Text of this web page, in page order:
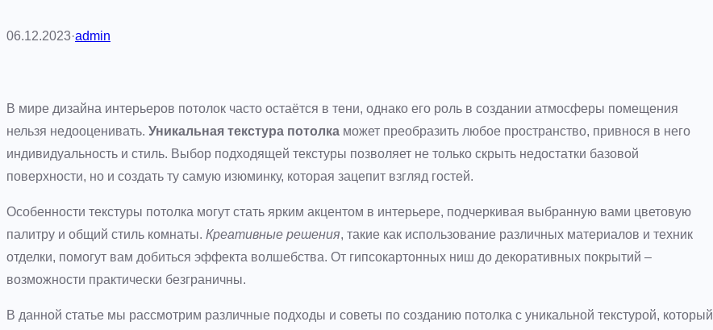
06.12.2023·admin
В мире дизайна интерьеров потолок часто остаётся в тени, однако его роль в создании атмосферы помещения
нельзя недооценивать. Уникальная текстура потолка может преобразить любое пространство, привнося в него
индивидуальность и стиль. Выбор подходящей текстуры позволяет не только скрыть недостатки базовой
поверхности, но и создать ту самую изюминку, которая зацепит взгляд гостей.
Особенности текстуры потолка могут стать ярким акцентом в интерьере, подчеркивая выбранную вами цветовую
палитру и общий стиль комнаты. Креативные решения, такие как использование различных материалов и техник
отделки, помогут вам добиться эффекта волшебства. От гипсокартонных ниш до декоративных покрытий –
возможности практически безграничны.
В данной статье мы рассмотрим различные подходы и советы по созданию потолка с уникальной текстурой, который